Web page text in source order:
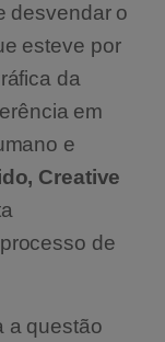
desvendar o
esteve por
da
em
e
Creative
de
a questão